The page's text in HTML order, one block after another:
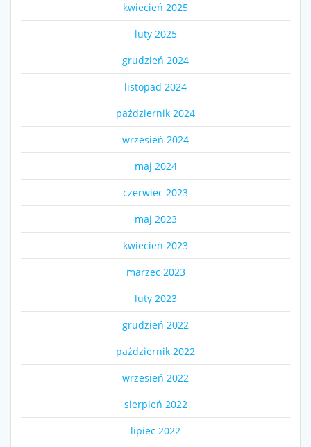
kwiecień 2025
luty 2025
grudzień 2024
listopad 2024
październik 2024
wrzesień 2024
maj 2024
czerwiec 2023
maj 2023
kwiecień 2023
marzec 2023
luty 2023
grudzień 2022
październik 2022
wrzesień 2022
sierpień 2022
lipiec 2022